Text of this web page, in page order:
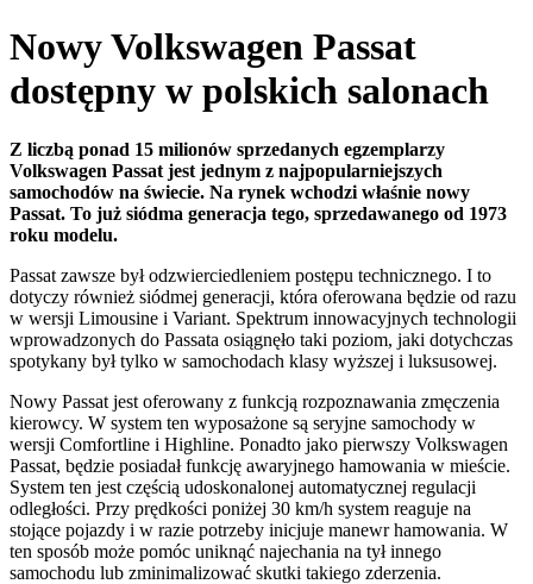
Nowy Volkswagen Passat
dostępny w polskich salonach
Z liczbą ponad 15 milionów sprzedanych egzemplarzy
Volkswagen Passat jest jednym z najpopularniejszych
samochodów na świecie. Na rynek wchodzi właśnie nowy
Passat. To już siódma generacja tego, sprzedawanego od 1973
roku modelu.
Passat zawsze był odzwierciedleniem postępu technicznego. I to
dotyczy również siódmej generacji, która oferowana będzie od razu
w wersji Limousine i Variant. Spektrum innowacyjnych technologii
wprowadzonych do Passata osiągnęło taki poziom, jaki dotychczas
spotykany był tylko w samochodach klasy wyższej i luksusowej.
Nowy Passat jest oferowany z funkcją rozpoznawania zmęczenia
kierowcy. W system ten wyposażone są seryjne samochody w
wersji Comfortline i Highline. Ponadto jako pierwszy Volkswagen
Passat, będzie posiadał funkcję awaryjnego hamowania w mieście.
System ten jest częścią udoskonalonej automatycznej regulacji
odległości. Przy prędkości poniżej 30 km/h system reaguje na
stojące pojazdy i w razie potrzeby inicjuje manewr hamowania. W
ten sposób może pomóc uniknąć najechania na tył innego
samochodu lub zminimalizować skutki takiego zderzenia.